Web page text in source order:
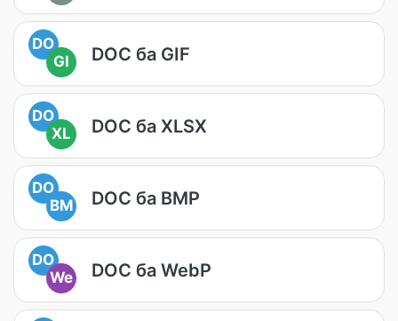
DO
GI
DOC ба GIF
DO
XL
DOC ба XLSX
DO
BM
DOC ба BMP
DO
We
DOC ба WebP